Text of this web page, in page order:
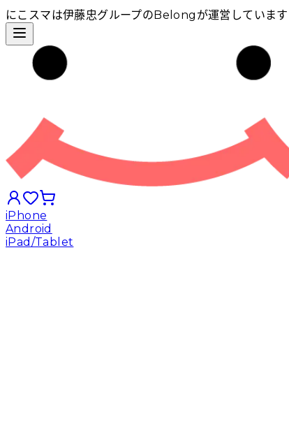
にこスマは伊藤忠グループのBelongが運営しています
iPhone
Android
iPad/Tablet